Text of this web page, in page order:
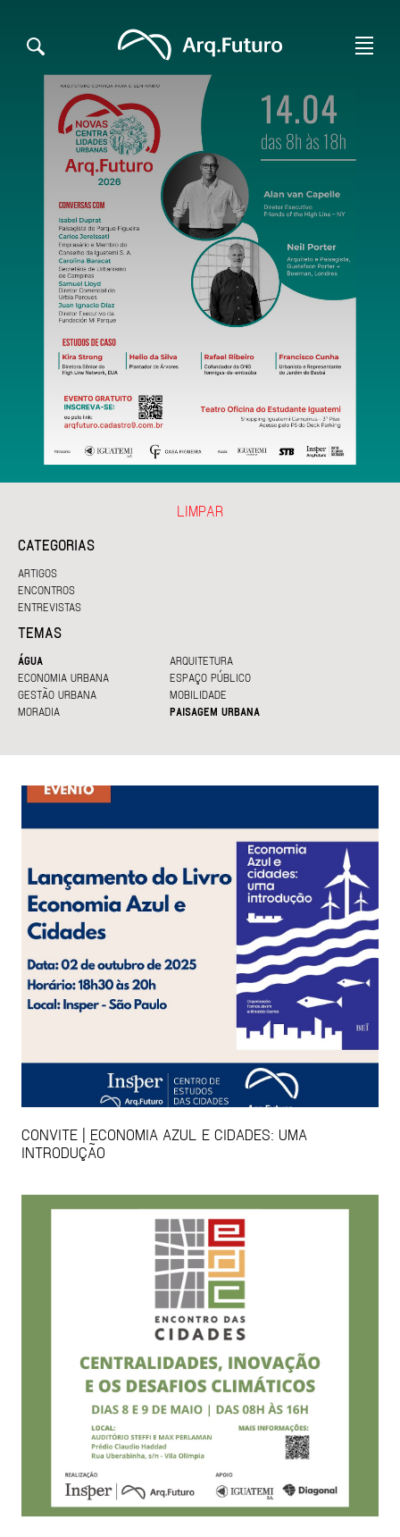
CATEGORIAS
ARTIGOS
ENCONTROS
ENTREVISTAS
TEMAS
ÁGUA
ARQUITETURA
ECONOMIA URBANA
ESPAÇO PÚBLICO
GESTÃO URBANA
MOBILIDADE
MORADIA
PAISAGEM URBANA
LIMPAR
CONVITE | ECONOMIA AZUL E CIDADES: UMA
INTRODUÇÃO